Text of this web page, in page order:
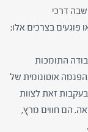
דרכי
פוגעים בצרכים אלו:
התומכות
אוטונומית של
זאת לצוות
הם חווים מרץ,